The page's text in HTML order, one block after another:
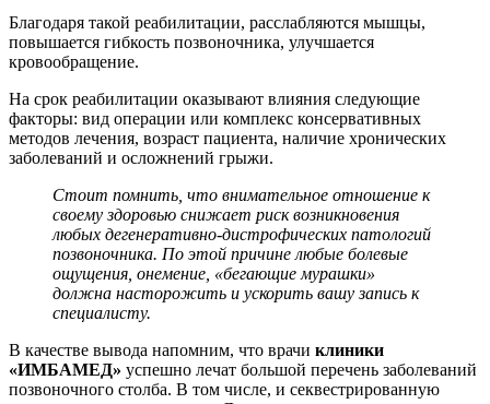
Благодаря такой реабилитации, расслабляются мышцы,
повышается гибкость позвоночника, улучшается
кровообращение.
На срок реабилитации оказывают влияния следующие
факторы: вид операции или комплекс консервативных
методов лечения, возраст пациента, наличие хронических
заболеваний и осложнений грыжи.
Стоит помнить, что внимательное отношение к
своему здоровью снижает риск возникновения
любых дегенеративно-дистрофических патологий
позвоночника. По этой причине любые болевые
ощущения, онемение, «бегающие мурашки»
должна насторожить и ускорить вашу запись к
специалисту.
В качестве вывода напомним, что врачи клиники
«ИМБАМЕД» успешно лечат большой перечень заболеваний
позвоночного столба. В том числе, и секвестрированную